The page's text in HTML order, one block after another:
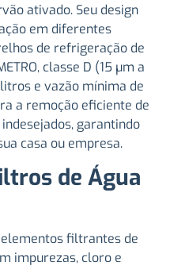
ativado. Seu design
em diferentes
de refrigeração de
classe D (15 µm a
e vazão mínima de
a remoção eficiente de
garantindo
casa ou empresa.
de Água
elementos filtrantes de
impurezas, cloro e